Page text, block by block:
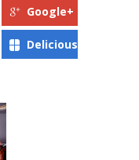
Google+
Delicious